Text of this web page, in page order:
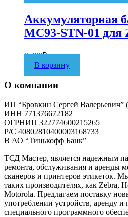
Аккумуляторная
MC93-STN-01 для
9 200₽
В корзину
О компании
ИП “Бровкин Сергей
ИНН 771376672182
ОГРНИП 322774600215265
P/C 40802810400003168733
В АО “Тинькофф Банк”
ТСД Мастер, является надежным
ремонта, обслуживания и аренды
сканеров и принтеров этикеток.
таких производителях, как Zebra,
Motorola. Предлагаем поставку
употреблении устройств, аренду и
специального программного